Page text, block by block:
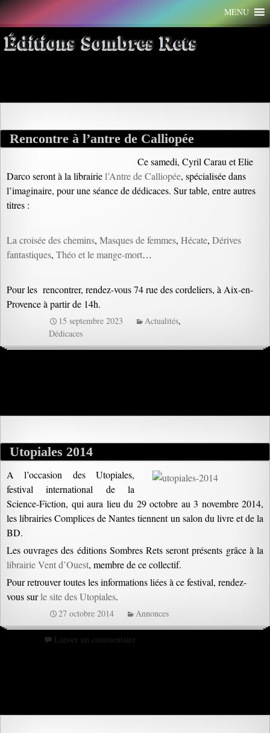
Aller
au
contenu
MENU
Éditions Sombres Rets
Archives par mot-clé : librairie
Rencontre à l’antre de Calliopée
Ce samedi, Cyril Carau et Elie
Darco seront à la librairiel’Antre de Calliopée, spécialisée dans
l’imaginaire, pour une séance de dédicaces. Sur table, entre autres
titres :
La croisée des chemins, Masques de femmes, Hécate, Dérives
fantastiques, Théo et le mange-mort…
Pour les rencontrer, rendez-vous 74 rue des cordeliers, à Aix-en-
Provence à partir de 14h.
15 septembre 2023 Actualités,
Dédicaces
Utopiales 2014
A l’occasion des Utopiales,
festival international de la
Science-Fiction, qui aura lieu du 29 octobre au 3 novembre 2014,
les librairies Complices de Nantes tiennent un salon du livre et de la
BD.
Les ouvrages des éditions Sombres Rets seront présents grâce à la
librairie Vent d’Ouest, membre de ce collectif.
Pour retrouver toutes les informations liées à ce festival, rendez-
vous surle site des Utopiales.
27 octobre 2014 Annonces
Laisser un commentaire